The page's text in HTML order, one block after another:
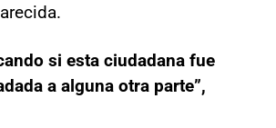
si esta ciudadana fue
a alguna otra parte”,